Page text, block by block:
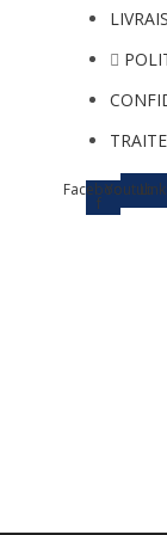
Facebook-
f
Youtube